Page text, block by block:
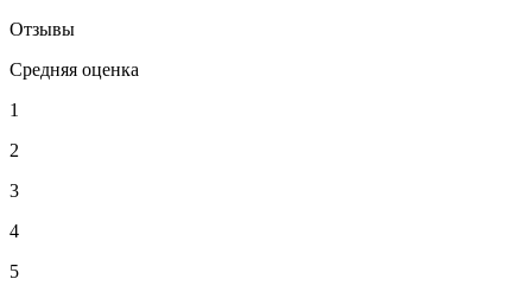
Отзывы
Средняя оценка
1
2
3
4
5